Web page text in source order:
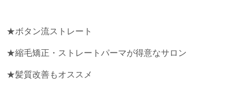
★ボタン流ストレート
★縮毛矯正・ストレートパーマが得意なサロン
★髪質改善もオススメ